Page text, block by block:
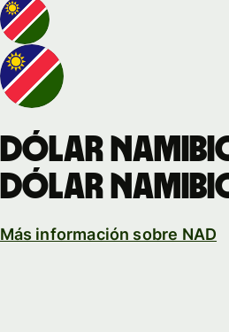
dólar
dólar
Más información sobre NAD